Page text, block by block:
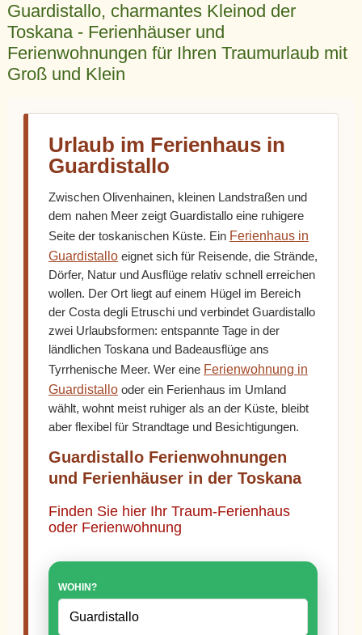
Guardistallo, charmantes Kleinod der
Toskana - Ferienhäuser und
Ferienwohnungen für Ihren Traumurlaub mit
Groß und Klein
Urlaub im Ferienhaus in
Guardistallo
Zwischen Olivenhainen, kleinen Landstraßen und
dem nahen Meer zeigt Guardistallo eine ruhigere
Seite der toskanischen Küste. Ein Ferienhaus in
Guardistalloeignet sich für Reisende, die Strände,
Dörfer, Natur und Ausflüge relativ schnell erreichen
wollen. Der Ort liegt auf einem Hügel im Bereich
der Costa degli Etruschi und verbindet Guardistallo
zwei Urlaubsformen: entspannte Tage in der
ländlichen Toskana und Badeausflüge ans
Tyrrhenische Meer. Wer eine Ferienwohnung in
Guardistallooder ein Ferienhaus im Umland
wählt, wohnt meist ruhiger als an der Küste, bleibt
aber flexibel für Strandtage und Besichtigungen.
Guardistallo Ferienwohnungen
und Ferienhäuser in der Toskana
Finden Sie hier Ihr Traum-Ferienhaus
oder Ferienwohnung
WOHIN?